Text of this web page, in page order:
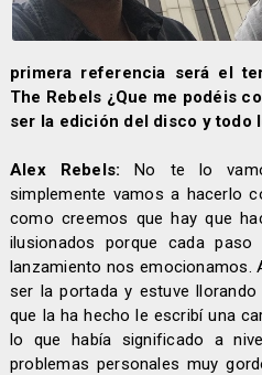
primera referencia será el
The Rebels ¿Que me podéis
ser la edición del disco y todo
Alex Rebels: No te lo
simplemente vamos a hacerlo
como creemos que hay que
ilusionados porque cada
lanzamiento nos emocionamos.
ser la portada y estuve
que la ha hecho le escribí una
lo que había significado a
problemas personales muy